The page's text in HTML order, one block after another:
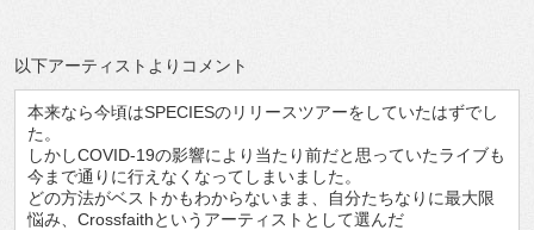
以下アーティストよりコメント
本来なら今頃はSPECIESのリリースツアーをしていたはずでし
た。
しかしCOVID-19の影響により当たり前だと思っていたライブも
今まで通りに行えなくなってしまいました。
どの方法がベストかもわからないまま、自分たちなりに最大限
悩み、Crossfaithというアーティストとして選んだ